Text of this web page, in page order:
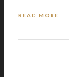
READ MORE